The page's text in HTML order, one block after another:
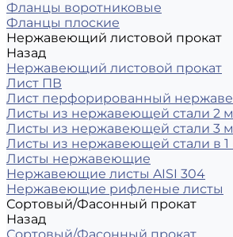
Фланцы воротниковые
Фланцы плоские
Нержавеющий листовой прокат
Назад
Нержавеющий листовой прокат
Лист ПВ
Лист перфорированный
Листы из нержавеющей стали 2
Листы из нержавеющей стали 3
Листы из нержавеющей стали в
Листы нержавеющие
Нержавеющие листы AISI 304
Нержавеющие рифленые листы
Сортовый/Фасонный прокат
Назад